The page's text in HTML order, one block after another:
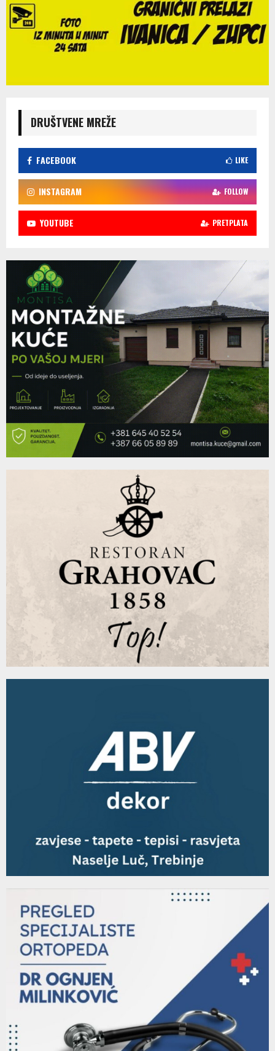
DRUŠTVENE MREŽE
FACEBOOK LIKE
INSTAGRAM FOLLOW
YOUTUBE PRETPLATA